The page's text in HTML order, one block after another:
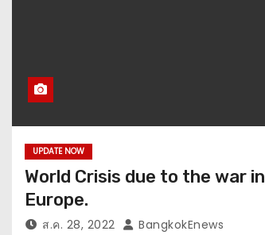
UPDATE NOW
World Crisis due to the war in
Europe.
ส.ค. 28, 2022 BangkokEnews